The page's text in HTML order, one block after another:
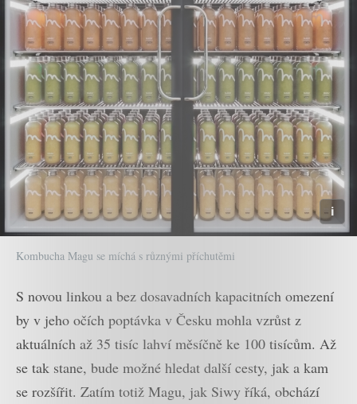
Kombucha Magu se míchá s různými příchutěmi
S novou linkou a bez dosavadních kapacitních omezení
by v jeho očích poptávka v Česku mohla vzrůst z
aktuálních až 35 tisíc lahví měsíčně ke 100 tisícům. Až
se tak stane, bude možné hledat další cesty, jak a kam
se rozšířit. Zatím totiž Magu, jak Siwy říká, obchází